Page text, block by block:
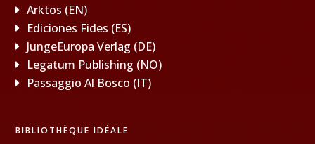
Arktos (EN)
Ediciones Fides (ES)
JungeEuropa Verlag (DE)
Legatum Publishing (NO)
Passaggio Al Bosco (IT)
BIBLIOTHÈQUE IDÉALE